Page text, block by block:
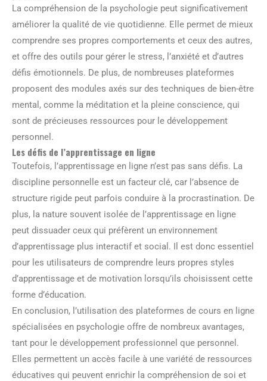
La compréhension de la psychologie peut significativement
améliorer la qualité de vie quotidienne. Elle permet de mieux
comprendre ses propres comportements et ceux des autres,
et offre des outils pour gérer le stress, l’anxiété et d’autres
défis émotionnels. De plus, de nombreuses plateformes
proposent des modules axés sur des techniques de bien-être
mental, comme la méditation et la pleine conscience, qui
sont de précieuses ressources pour le développement
personnel.
Les défis de l’apprentissage en ligne
Toutefois, l’apprentissage en ligne n’est pas sans défis. La
discipline personnelle est un facteur clé, car l’absence de
structure rigide peut parfois conduire à la procrastination. De
plus, la nature souvent isolée de l’apprentissage en ligne
peut dissuader ceux qui préfèrent un environnement
d’apprentissage plus interactif et social. Il est donc essentiel
pour les utilisateurs de comprendre leurs propres styles
d’apprentissage et de motivation lorsqu’ils choisissent cette
forme d’éducation.
En conclusion, l’utilisation des plateformes de cours en ligne
spécialisées en psychologie offre de nombreux avantages,
tant pour le développement professionnel que personnel.
Elles permettent un accès facile à une variété de ressources
éducatives qui peuvent enrichir la compréhension de soi et